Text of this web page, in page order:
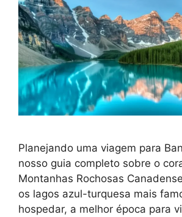
Planejando uma viagem para
nosso guia completo sobre o
Montanhas Rochosas
os lagos azul-turquesa mais
hospedar, a melhor época para